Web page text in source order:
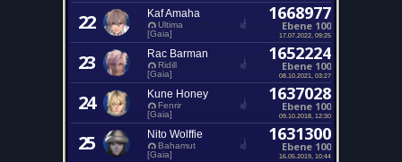
22 Kaf Amaha
Ultima
[Gaia]
1668977
Ebene 100
17.07.2022, 09:25
23 Rac Barman
Ridill
[Gaia]
1652224
Ebene 100
08.10.2021, 03:27
24 Kune Honey
Fenrir
[Gaia]
1637028
Ebene 100
09.10.2018, 12:30
25 Nito Wolffie
Bahamut
[Gaia]
1631300
Ebene 100
16.05.2019, 10:44